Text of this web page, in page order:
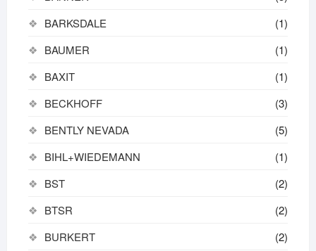
BARKSDALE
(1)
BAUMER
(1)
BAXIT
(1)
BECKHOFF
(3)
BENTLY NEVADA
(5)
BIHL+WIEDEMANN
(1)
BST
(2)
BTSR
(2)
BURKERT
(2)